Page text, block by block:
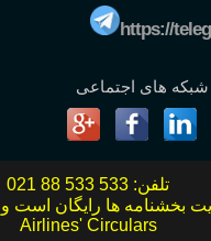
https://
شبکه های اجتماعی
تلفن: 021 88 533 533
بخشنامه ها رایگان است و
Airlines' Circulars